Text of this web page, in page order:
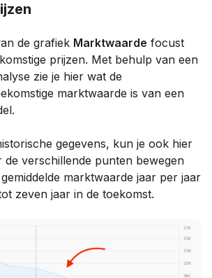
de grafiek Marktwaarde focust
prijzen. Met behulp van een
zie je hier wat de
marktwaarde is van een
gegevens, kun je ook hier
de verschillende punten bewegen
marktwaarde jaar per jaar
zeven jaar in de toekomst.